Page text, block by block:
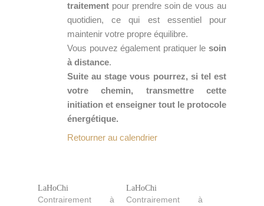
traitement pour prendre soin de vous au
quotidien, ce qui est essentiel pour
maintenir votre propre équilibre.
Vous pouvez également pratiquer le soin
à distance.
Suite au stage vous pourrez, si tel est
votre chemin, transmettre cette
initiation et enseigner tout le protocole
énergétique.
Retourner au calendrier
LaHoChi
Contrairement à
LaHoChi
Contrairement à